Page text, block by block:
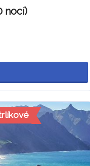
nocí)